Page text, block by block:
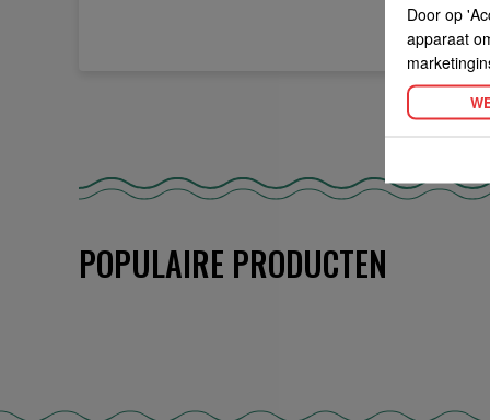
POPULAIRE PRODUCTEN
Door op
apparaat